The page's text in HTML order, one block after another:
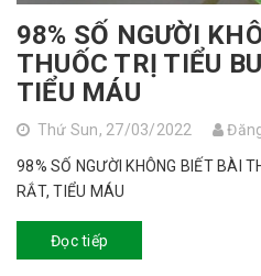
98% SỐ NGƯỜI
THUỐC TRỊ TIỂU
TIỂU MÁU
Thứ Sun, 27/03/2022
98% SỐ NGƯỜI KHÔNG BIẾT BÀI
RẮT, TIỂU MÁU
Đọc tiếp